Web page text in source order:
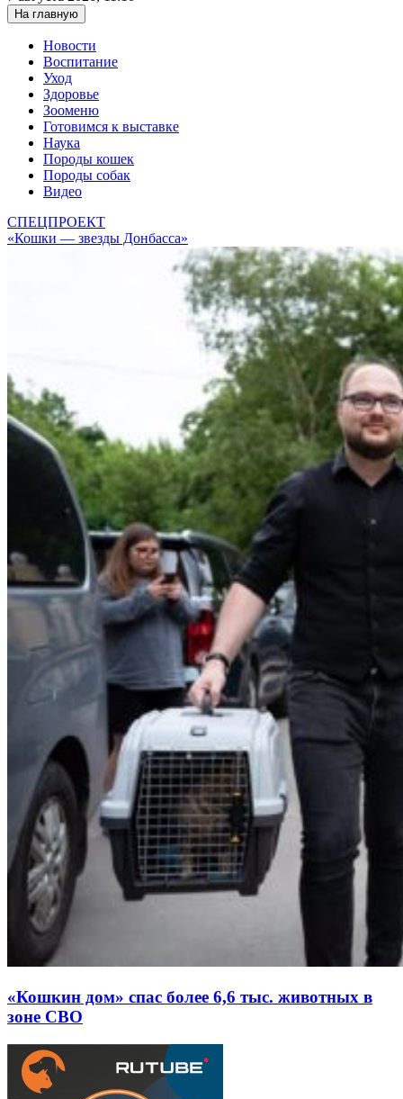
На главную
Новости
Воспитание
Уход
Здоровье
Зооменю
Готовимся к выставке
Наука
Породы кошек
Породы собак
Видео
СПЕЦПРОЕКТ
«Кошки — звезды Донбасса»
«Кошкин дом» спас более 6,6 тыс. животных в
зоне СВО